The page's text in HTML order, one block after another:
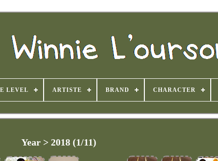
LEVEL ARTISTE BRAND CHARACTER
Year > 2018 (1/11)